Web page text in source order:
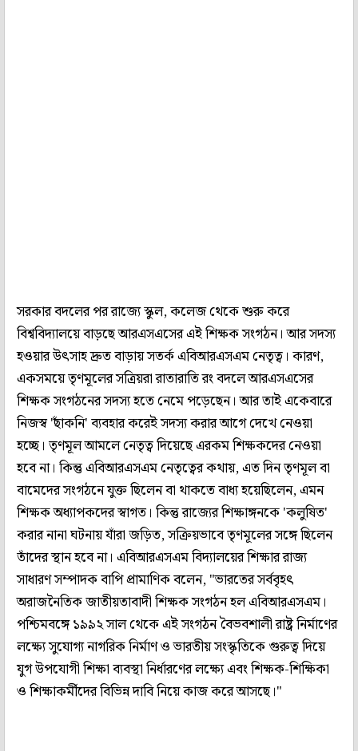
সরকার বদলের পর রাজ্যে স্কুল, কলেজ থেকে শুরু করে
বিশ্ববিদ্যালয়ে বাড়ছে আরএসএসের এই শিক্ষক সংগঠন। আর সদস্য
হওয়ার উৎসাহ দ্রুত বাড়ায় সতর্ক এবিআরএসএম নেতৃত্ব। কারণ,
একসময়ে তৃণমূলের সত্রিয়রা রাতারাতি রং বদলে আরএসএসের
শিক্ষক সংগঠনের সদস্য হতে নেমে পড়েছেন। আর তাই একেবারে
নিজস্ব 'ছাঁকনি' ব্যবহার করেই সদস্য করার আগে দেখে নেওয়া
হচ্ছে। তৃণমূল আমলে নেতৃত্ব দিয়েছে এরকম শিক্ষকদের নেওয়া
হবে না। কিন্তু এবিআরএসএম নেতৃত্বের কথায়, এত দিন তৃণমূল বা
বামেদের সংগঠনে যুক্ত ছিলেন বা থাকতে বাধ্য হয়েছিলেন, এমন
শিক্ষক অধ্যাপকদের স্বাগত। কিন্তু রাজ্যের শিক্ষাঙ্গনকে 'কলুষিত'
করার নানা ঘটনায় যাঁরা জড়িত, সক্রিয়ভাবে তৃণমূলের সঙ্গে ছিলেন
তাঁদের স্থান হবে না। এবিআরএসএম বিদ্যালয়ের শিক্ষার রাজ্য
সাধারণ সম্পাদক বাপি প্রামাণিক বলেন, "ভারতের সর্ববৃহৎ
অরাজনৈতিক জাতীয়তাবাদী শিক্ষক সংগঠন হল এবিআরএসএম।
পশ্চিমবঙ্গে ১৯৯২ সাল থেকে এই সংগঠন বৈভবশালী রাষ্ট্র নির্মাণের
লক্ষ্যে সুযোগ্য নাগরিক নির্মাণ ও ভারতীয় সংস্কৃতিকে গুরুত্ব দিয়ে
যুগ উপযোগী শিক্ষা ব্যবস্থা নির্ধারণের লক্ষ্যে এবং শিক্ষক-শিক্ষিকা
ও শিক্ষাকর্মীদের বিভিন্ন দাবি নিয়ে কাজ করে আসছে।"